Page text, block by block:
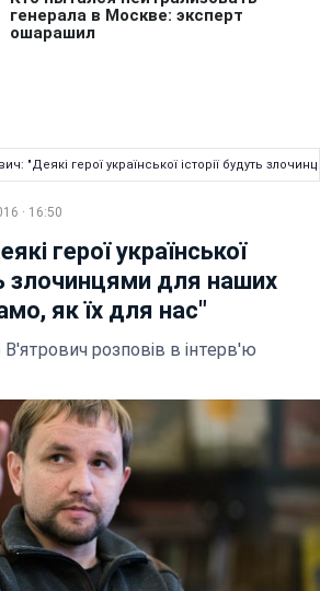
"Деякі герої української історії будуть
· 16:50
герої української
злочинцями для наших
як їх для нас"
розповів в інтерв'ю